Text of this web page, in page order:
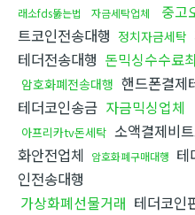
래소fds뚫는법
자금세탁업체 중고
트코인전송대행 정치자금세탁
테더전송대행 돈믹싱수수료
암호화폐전송대행 핸드폰결제
테더코인송금 자금믹싱업체
아프리카tv돈세탁 소액결제비
화안전업체 암호화폐구매대행 테
인전송대행
가상화폐선물거래 테더코인